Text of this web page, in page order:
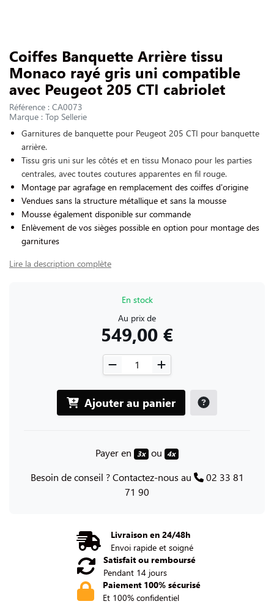
Coiffes Banquette Arrière tissu
Monaco rayé gris uni compatible
avec Peugeot 205 CTI cabriolet
Référence : CA0073
Marque : Top Sellerie
Garnitures de banquette pour Peugeot 205 CTI pour banquette
arrière.
Tissu gris uni sur les côtés et en tissu Monaco pour les parties
centrales, avec toutes coutures apparentes en fil rouge.
Montage par agrafage en remplacement des coiffes d'origine
Vendues sans la structure métallique et sans la mousse
Mousse également disponible sur commande
Enlèvement de vos sièges possible en option pour montage des
garnitures
Lire la description complète
En stock
Au prix de
549,00 €
Ajouter au panier
Payer en 3x ou 4x
Besoin de conseil ? Contactez-nous au
02 33 81
71 90
Livraison en 24/48h
Envoi rapide et soigné
Satisfait ou remboursé
Pendant 14 jours
Paiement 100% sécurisé
Et 100% confidentiel